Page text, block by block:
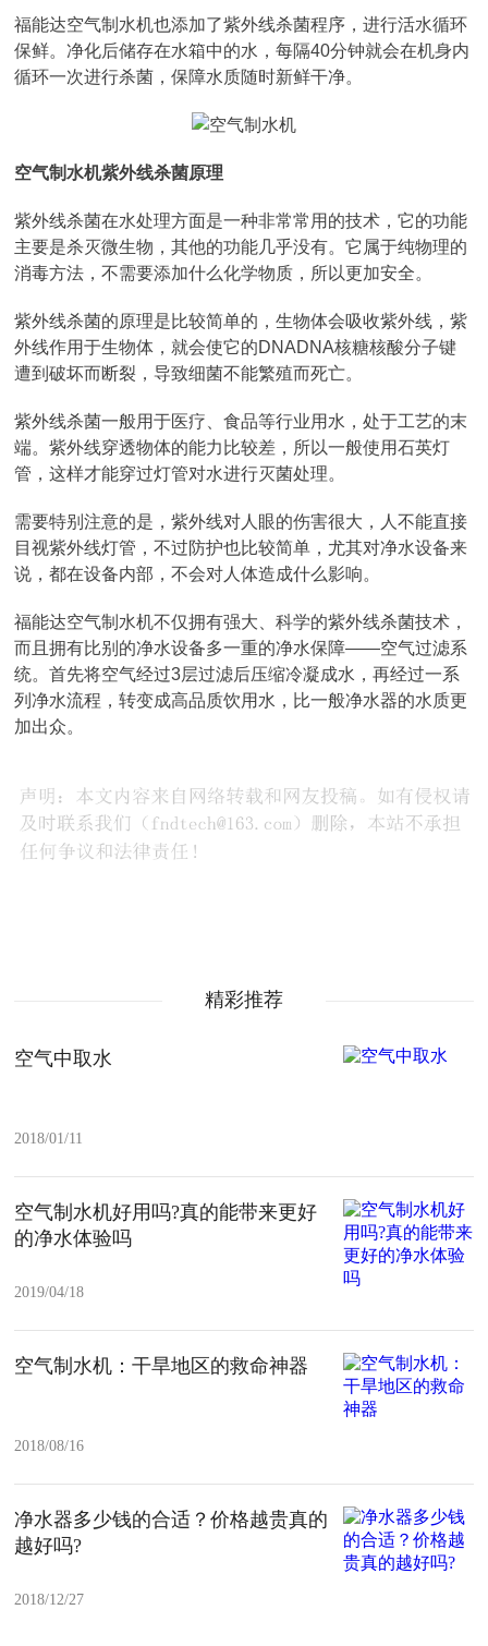
福能达空气制水机也添加了紫外线杀菌程序，进行活水循环
保鲜。净化后储存在水箱中的水，每隔40分钟就会在机身内
循环一次进行杀菌，保障水质随时新鲜干净。
空气制水机紫外线杀菌原理
紫外线杀菌在水处理方面是一种非常常用的技术，它的功能
主要是杀灭微生物，其他的功能几乎没有。它属于纯物理的
消毒方法，不需要添加什么化学物质，所以更加安全。
紫外线杀菌的原理是比较简单的，生物体会吸收紫外线，紫
外线作用于生物体，就会使它的DNADNA核糖核酸分子键
遭到破坏而断裂，导致细菌不能繁殖而死亡。
紫外线杀菌一般用于医疗、食品等行业用水，处于工艺的末
端。紫外线穿透物体的能力比较差，所以一般使用石英灯
管，这样才能穿过灯管对水进行灭菌处理。
需要特别注意的是，紫外线对人眼的伤害很大，人不能直接
目视紫外线灯管，不过防护也比较简单，尤其对净水设备来
说，都在设备内部，不会对人体造成什么影响。
福能达空气制水机不仅拥有强大、科学的紫外线杀菌技术，
而且拥有比别的净水设备多一重的净水保障——空气过滤系
统。首先将空气经过3层过滤后压缩冷凝成水，再经过一系
列净水流程，转变成高品质饮用水，比一般净水器的水质更
加出众。
精彩推荐
空气中取水
2018/01/11
空气制水机好用吗?真的能带来更好
的净水体验吗
2019/04/18
空气制水机：干旱地区的救命神器
2018/08/16
净水器多少钱的合适？价格越贵真的
越好吗?
2018/12/27